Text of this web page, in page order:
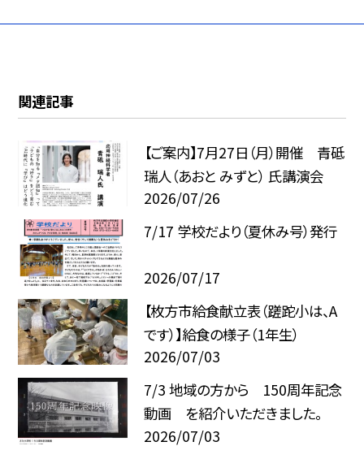
関連記事
【ご案内】7月27日（月）開催 青砥
瑞人（あおと みずと） 氏講演会
2026/07/26
7/17 学校だより（夏休み号）発行
2026/07/17
【枚方市給食献立表（蹉跎小は、A
です）】給食の様子（1年生）
2026/07/03
7/3 地域の方から 150周年記念
動画 を紹介いただきました。
2026/07/03